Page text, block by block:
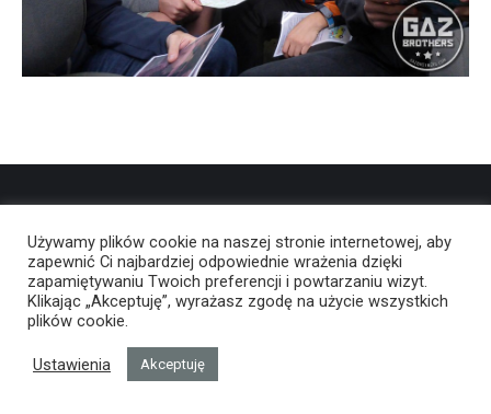
Używamy plików cookie na naszej stronie internetowej, aby
zapewnić Ci najbardziej odpowiednie wrażenia dzięki
zapamiętywaniu Twoich preferencji i powtarzaniu wizyt.
Klikając „Akceptuję”, wyrażasz zgodę na użycie wszystkich
plików cookie.
Ustawienia Akceptuję